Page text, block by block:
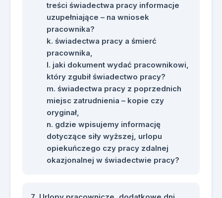
treści świadectwa pracy informacje
uzupełniające – na wniosek
pracownika?
świadectwa pracy a śmierć
pracownika,
jaki dokument wydać pracownikowi,
który zgubił świadectwo pracy?
świadectwa pracy z poprzednich
miejsc zatrudnienia – kopie czy
oryginał,
gdzie wpisujemy informację
dotyczące siły wyższej, urlopu
opiekuńczego czy pracy zdalnej
okazjonalnej w świadectwie pracy?